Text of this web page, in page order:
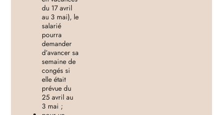
du 17 avril
au 3 mai), le
salarié
pourra
demander
d’avancer sa
semaine de
congés si
elle était
prévue du
25 avril au
3 mai ;